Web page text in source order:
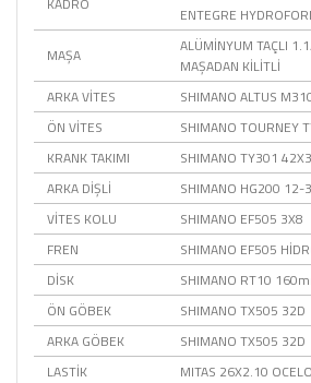
ENTEGRE
MAŞA
ALÜMİNYUM TAÇLI
MAŞADAN KİLİTLİ
ARKA VİTES
SHIMANO ALTUS
ÖN VİTES
SHIMANO TOURNEY
KRANK TAKIMI
SHIMANO TY301
ARKA DİŞLİ
SHIMANO HG200 12-
VİTES KOLU
SHIMANO EF505 3X8
FREN
SHIMANO EF505
DİSK
SHIMANO RT10
ÖN GÖBEK
SHIMANO TX505 32D
ARKA GÖBEK
SHIMANO TX505 32D
LASTİK
MITAS 26X2.10